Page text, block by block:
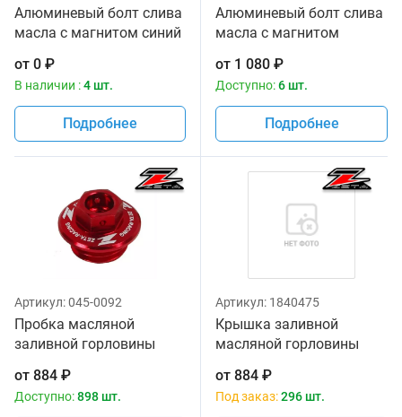
Алюминевый болт слива
масла с магнитом синий
от 0 ₽
В наличии :4 шт.
Подробнее
Алюминевый болт слива
масла с магнитом
от 1 080 ₽
Доступно:6 шт.
Подробнее
Артикул:045-0092
Пробка масляной
заливной горловины
2110
от 884 ₽
Доступно:898 шт.
Артикул: 1840475
Крышка заливной
масляной горловины
CR/CRF/CRF250L,YZ/YZF/
KLX Black
от 884 ₽
Под заказ:296 шт.